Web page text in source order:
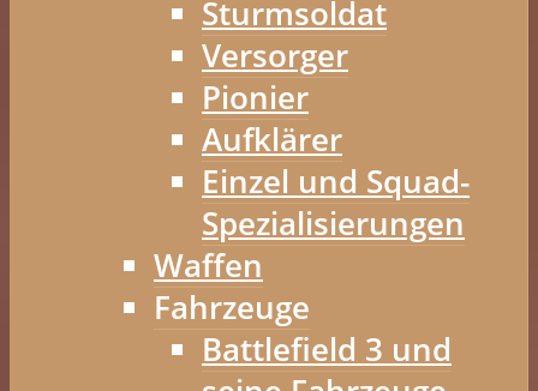
Sturmsoldat
Versorger
Pionier
Aufklärer
Einzel und Squad-
Spezialisierungen
Waffen
Fahrzeuge
Battlefield 3 und